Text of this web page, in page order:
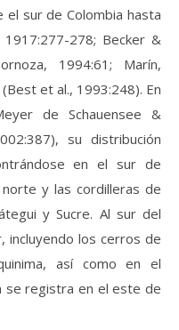
sur de Colombia hasta
278; Becker &
1994:61; Marín,
et al., 1993:248). En
de Schauensee &
su distribución
en el sur de
y las cordilleras de
y Sucre. Al sur del
incluyendo los cerros de
así como en el
se registra en el este de